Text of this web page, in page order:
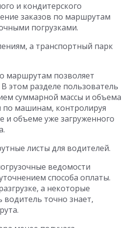
и кондитерского
заказов по маршрутам
погрузками.
а транспортный парк
маршрутам позволяет
этом разделе пользователь
суммарной массы и объема
по машинам, контролируя
и объеме уже загруженного
листы для водителей.
ведомости
способа оплаты.
а некоторые
точно знает,